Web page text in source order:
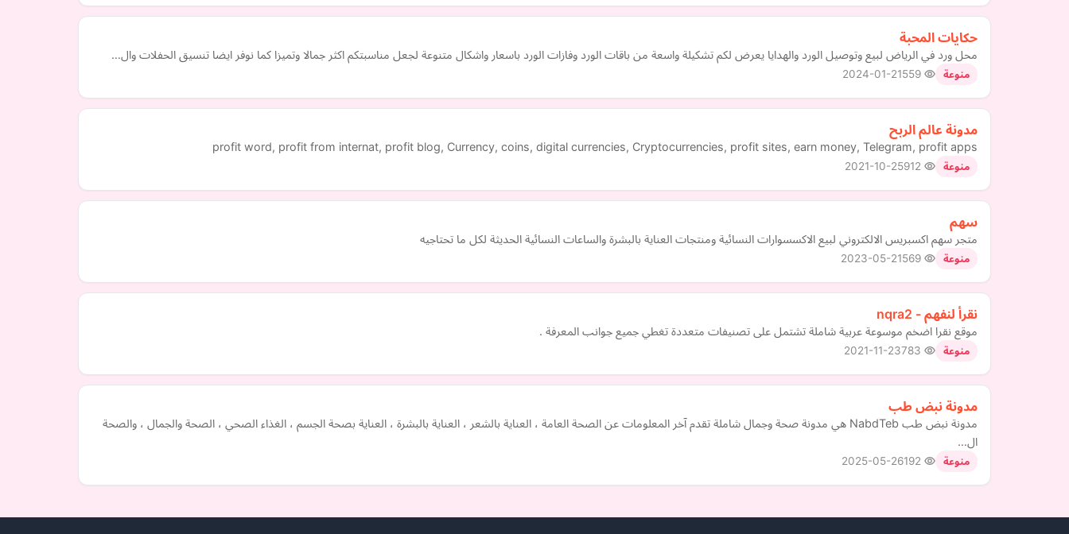
حكايات المحبة
محل ورد في الرياض لبيع وتوصيل الورد والهدايا يعرض لكم تشكيلة واسعة من باقات الورد وفازات الورد باسعار واشكال متنوعة لجعل مناسبتكم اكثر جمالا وتميزا كما نوفر ايضا تنسيق الحفلات وال…
منوعة 2024-01-21
مدونة عالم الربح
profit word, profit from internat, profit blog, Currency, coins, digital currencies, Cryptocurrencies, profit sites, earn money, Telegram, profit apps
منوعة 2021-10-25
سهم
متجر سهم اكسبريس الالكتروني لبيع الاكسسوارات النسائية ومنتجات العناية بالبشرة والساعات النسائية الحديثة لكل ما تحتاجيه
منوعة 2023-05-21
نقرأ لنفهم - nqra2
موقع نقرا اضخم موسوعة عربية شاملة تشتمل على تصنيفات متعددة تغطي جميع جوانب المعرفة .
منوعة 2021-11-23
مدونة نبض طب
مدونة نبض طب NabdTeb هي مدونة صحة وجمال شاملة تقدم آخر المعلومات عن الصحة العامة ، العناية بالشعر ، العناية بالبشرة ، العناية بصحة الجسم ، الغذاء الصحي ، الصحة والجمال ، والصحة
ال…
منوعة 2025-05-26